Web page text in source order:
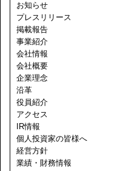
お知らせ
プレスリリース
掲載報告
事業紹介
会社情報
会社概要
企業理念
沿革
役員紹介
アクセス
IR情報
個人投資家の皆様へ
経営方針
業績・財務情報